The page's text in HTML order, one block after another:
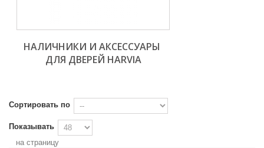
НАЛИЧНИКИ И АКСЕССУАРЫ
ДЛЯ ДВЕРЕЙ HARVIA
Сортировать по
Показывать
на страницу